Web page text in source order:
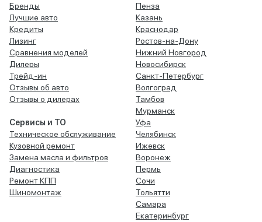
Бренды
Лучшие авто
Кредиты
Лизинг
Сравнения моделей
Дилеры
Трейд-ин
Отзывы об авто
Отзывы о дилерах
Сервисы и ТО
Техническое обслуживание
Кузовной ремонт
Замена масла и фильтров
Диагностика
Ремонт КПП
Шиномонтаж
Пенза
Казань
Краснодар
Ростов-на-Дону
Нижний Новгород
Новосибирск
Санкт-Петербург
Волгоград
Тамбов
Мурманск
Уфа
Челябинск
Ижевск
Воронеж
Пермь
Сочи
Тольятти
Самара
Екатеринбург